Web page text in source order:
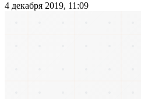
4 декабря 2019, 11:09